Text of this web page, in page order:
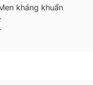
kháng khuẩn